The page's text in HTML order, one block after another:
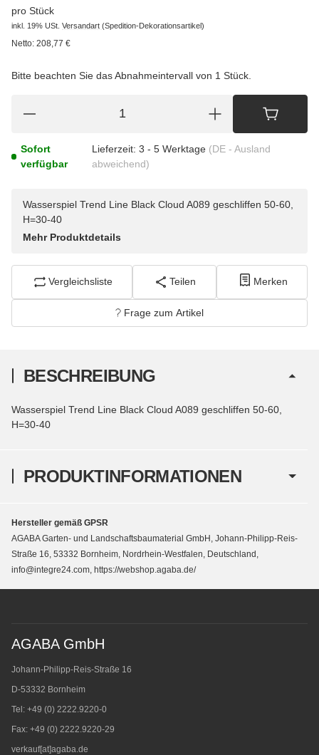
pro Stück
inkl. 19% USt. Versandart (Spedition-Dekorationsartikel)
Netto: 208,77 €
Bitte beachten Sie das Abnahmeintervall von 1 Stück.
Sofort
verfügbar
Lieferzeit: 3 - 5 Werktage (DE - Ausland
abweichend)
Wasserspiel Trend Line Black Cloud A089 geschliffen 50-60,
H=30-40
Mehr Produktdetails
Vergleichsliste Teilen Merken
Frage zum Artikel
PRODUKTINFORMATIONEN
BESCHREIBUNG
Wasserspiel Trend Line Black Cloud A089 geschliffen 50-60,
H=30-40
Hersteller gemäß GPSR
AGABA Garten- und Landschaftsbaumaterial GmbH, Johann-Philipp-Reis-
Straße 16, 53332 Bornheim, Nordrhein-Westfalen, Deutschland,
info@integre24.com, https://webshop.agaba.de/
AGABA GmbH
Johann-Philipp-Reis-Straße 16
D-53332 Bornheim
Tel: +49 (0) 2222.9220-0
Fax: +49 (0) 2222.9220-29
verkauf[at]agaba.de